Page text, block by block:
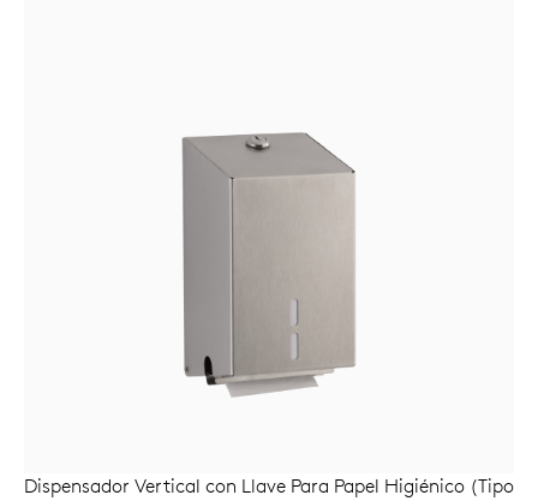
Dispensador Vertical con Llave Para Papel Higiénico (Tipo